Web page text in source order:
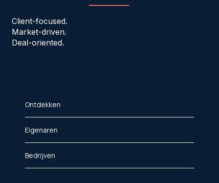
Client-focused.
Market-driven.
Deal-oriented.
Ontdekken
Eigenaren
Bedrijven